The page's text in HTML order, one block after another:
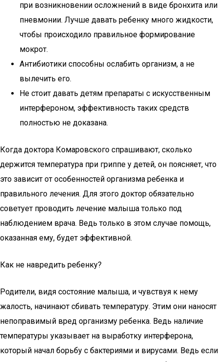
при возникновении осложнений в виде бронхита или
пневмонии. Лучше давать ребенку много жидкости,
чтобы происходило правильное формирование
мокрот.
Антибиотики способны ослабить организм, а не
вылечить его.
Не стоит давать детям препараты с искусственным
интерфероном, эффективность таких средств
полностью не доказана.
Когда доктора Комаровского спрашивают, сколько
держится температура при гриппе у детей, он поясняет, что
это зависит от особенностей организма ребенка и
правильного лечения. Для этого доктор обязательно
советует проводить лечение малыша только под
наблюдением врача. Ведь только в этом случае помощь,
оказанная ему, будет эффективной.
Как не навредить ребенку?
Родители, видя состояние малыша, и чувствуя к нему
жалость, начинают сбивать температуру. Этим они наносят
непоправимый вред организму ребенка. Ведь наличие
температуры указывает на выработку интерферона,
который начал борьбу с бактериями и вирусами. Ведь если